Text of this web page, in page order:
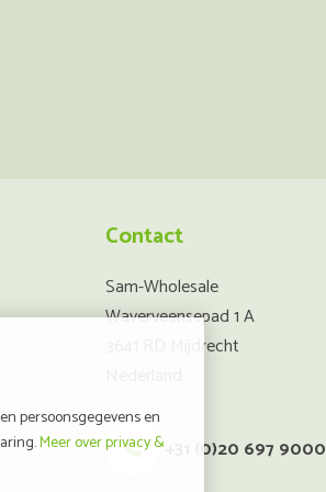
persoonsgegevens en
Meer over privacy &
Contact
Sam-Wholesale
Waverveensepad 1 A
3641 RD Mijdrecht
+31 (0)20 697 9000